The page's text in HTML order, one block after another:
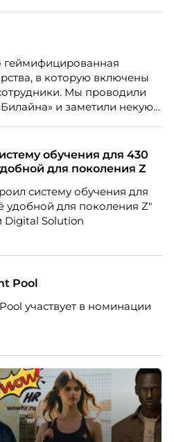
бизнеса.
геймифицированная
в которую включены
Мы проводили
и заметили некую
признания.
обучения для 430
для поколения Z
систему обучения для
удобной для поколения Z"
Digital Solution
Pool
участвует в номинации